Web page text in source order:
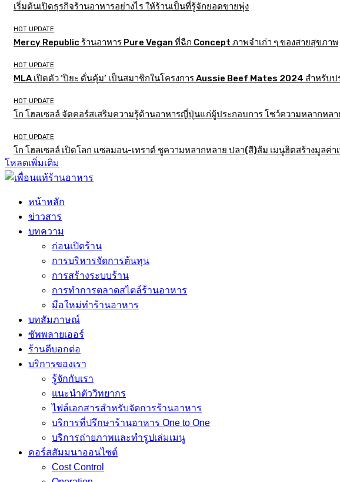
เริ่มต้นเปิดธุรกิจร้านอาหารอย่างไร ให้ร้านเป็นที่รู้จักยอดขายพุ่ง
HOT UPDATE
Mercy Republic ร้านอาหาร Pure Vegan ที่ฉีก Concept ภาพจำเก่า ๆ ของสายสุขภาพ
HOT UPDATE
MLA เปิดตัว ‘ปิยะ ดั่นคุ้ม’ เป็นสมาชิกในโครงการ Aussie Beef Mates 2024 สำหรับป
HOT UPDATE
โก โฮลเซลล์ จัดคอร์สเสริมความรู้ด้านอาหารญี่ปุ่นแก่ผู้ประกอบการ โชว์ความหลากห
HOT UPDATE
โก โฮลเซลล์ เปิดโลก แซลมอน-เทราต์ ชูความหลากหลาย ปลา(สี)ส้ม เมนูฮิตสร้างมูลค่า
โหลดเพิ่มเติม
หน้าหลัก
ข่าวสาร
บทความ
ก่อนเปิดร้าน
การบริหารจัดการต้นทุน
การสร้างระบบร้าน
การทำการตลาดสไตล์ร้านอาหาร
มือใหม่ทำร้านอาหาร
บทสัมภาษณ์
ซัพพลายเออร์
ร้านดีบอกต่อ
บริการของเรา
รู้จักกับเรา
แนะนำตัววิทยากร
ไฟล์เอกสารสำหรับจัดการร้านอาหาร
บริการที่ปรึกษาร้านอาหาร One to One
บริการถ่ายภาพและทำรูปเล่มเมนู
คอร์สสัมมนาออนไซต์
Cost Control